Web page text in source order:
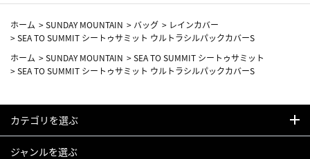
ホーム >SUNDAY MOUNTAIN > バッグ > レインカバー
>SEA TO SUMMIT シートゥサミット ウルトラシルパックカバーS
ホーム >SUNDAY MOUNTAIN >SEA TO SUMMIT シートゥサミット
>SEA TO SUMMIT シートゥサミット ウルトラシルパックカバーS
カテゴリを選ぶ
ジャンルを選ぶ